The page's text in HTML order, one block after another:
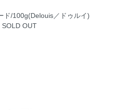
ド/100g(Delouis／ドゥルイ)
SOLD OUT